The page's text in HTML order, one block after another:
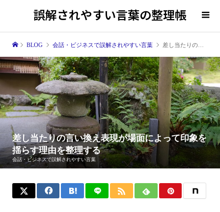
誤解されやすい言葉の整理帳
BLOG 会話・ビジネスで誤解されやすい言葉 差し当たりの言い換え表現が場面によって印象を揺らす理由を整理する
差し当たりの言い換え表現が場面によって印象を
揺らす理由を整理する
会話・ビジネスで誤解されやすい言葉